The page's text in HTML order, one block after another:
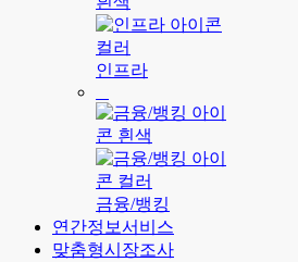
인프라
금융/뱅킹
연간정보서비스
맞춤형시장조사